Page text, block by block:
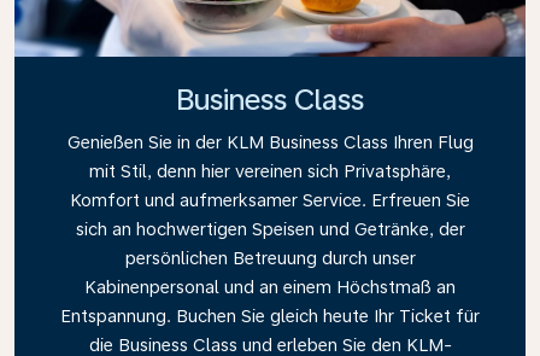
Business Class
Genießen Sie in der KLM Business Class Ihren Flug
mit Stil, denn hier vereinen sich Privatsphäre,
Komfort und aufmerksamer Service. Erfreuen Sie
sich an hochwertigen Speisen und Getränke, der
persönlichen Betreuung durch unser
Kabinenpersonal und an einem Höchstmaß an
Entspannung. Buchen Sie gleich heute Ihr Ticket für
die Business Class und erleben Sie den KLM-